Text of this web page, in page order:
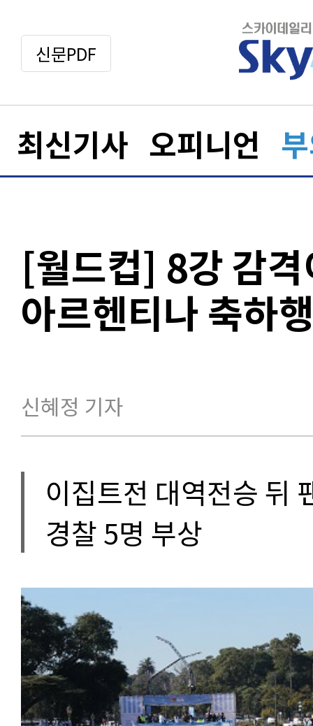
신문PDF
최신기사 오피니언
[월드컵] 8강 감
아르헨티나 축하
신혜정 기자
이집트전 대역전승 뒤
경찰 5명 부상